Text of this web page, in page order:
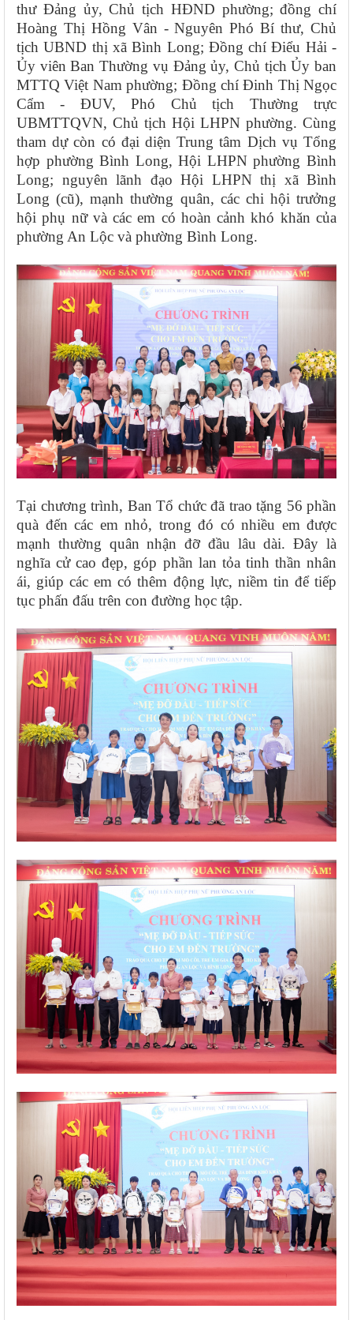
thư Đảng ủy, Chủ tịch HĐND phường; đồng chí
Hoàng Thị Hồng Vân - Nguyên Phó Bí thư, Chủ
tịch UBND thị xã Bình Long; Đồng chí Điểu Hải -
Ủy viên Ban Thường vụ Đảng ủy, Chủ tịch Ủy ban
MTTQ Việt Nam phường; Đồng chí Đinh Thị Ngọc
Cẩm - ĐUV, Phó Chủ tịch Thường trực
UBMTTQVN, Chủ tịch Hội LHPN phường. Cùng
tham dự còn có đại diện Trung tâm Dịch vụ Tổng
hợp phường Bình Long, Hội LHPN phường Bình
Long; nguyên lãnh đạo Hội LHPN thị xã Bình
Long (cũ), mạnh thường quân, các chi hội trưởng
hội phụ nữ và các em có hoàn cảnh khó khăn của
phường An Lộc và phường Bình Long.
Tại chương trình, Ban Tổ chức đã trao tặng 56 phần
quà đến các em nhỏ, trong đó có nhiều em được
mạnh thường quân nhận đỡ đầu lâu dài. Đây là
nghĩa cử cao đẹp, góp phần lan tỏa tinh thần nhân
ái, giúp các em có thêm động lực, niềm tin để tiếp
tục phấn đấu trên con đường học tập.